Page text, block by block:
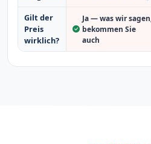
Gilt der
Preis
wirklich?
Ja — was wir
bekommen Sie
auch